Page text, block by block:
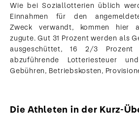
Wie bei Soziallotterien üblich
Einnahmen für den
Zweck verwandt, kommen hier
zugute. Gut 31 Prozent werden als
ausgeschüttet, 16 2/3
abzuführende Lotteriesteuer
Gebühren, Betriebskosten,
Die Athleten in der Kurz-